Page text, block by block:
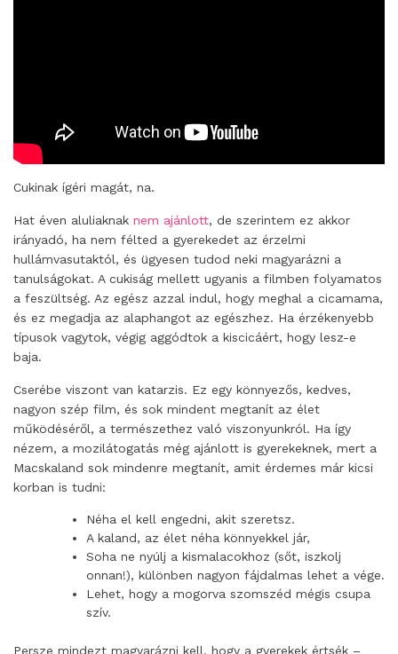
Cukinak ígéri magát, na.
Hat éven aluliaknak nem ajánlott, de szerintem ez akkor
irányadó, ha nem félted a gyerekedet az érzelmi
hullámvasutaktól, és ügyesen tudod neki magyarázni a
tanulságokat. A cukiság mellett ugyanis a filmben folyamatos
a feszültség. Az egész azzal indul, hogy meghal a cicamama,
és ez megadja az alaphangot az egészhez. Ha érzékenyebb
típusok vagytok, végig aggódtok a kiscicáért, hogy lesz-e
baja.
Cserébe viszont van katarzis. Ez egy könnyezős, kedves,
nagyon szép film, és sok mindent megtanít az élet
működéséről, a természethez való viszonyunkról. Ha így
nézem, a mozilátogatás még ajánlott is gyerekeknek, mert a
Macskaland sok mindenre megtanít, amit érdemes már kicsi
korban is tudni:
Néha el kell engedni, akit szeretsz.
A kaland, az élet néha könnyekkel jár,
Soha ne nyúlj a kismalacokhoz (sőt, iszkolj
onnan!), különben nagyon fájdalmas lehet a vége.
Lehet, hogy a mogorva szomszéd mégis csupa
szív.
Persze mindezt magyarázni kell, hogy a gyerekek értsék –